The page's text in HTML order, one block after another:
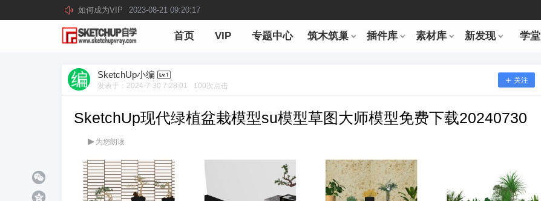
如何成为VIP 2023-08-21 09:20:17
首页 VIP 专题中心 筑木筑巢 插件库 素材库 新发现 学堂
SketchUp小编
发表于： 2024-7-30 7:28:01 100次点击
关注
SketchUp现代绿植盆栽模型su模型草图大师模型免费下载20240730
为您朗读